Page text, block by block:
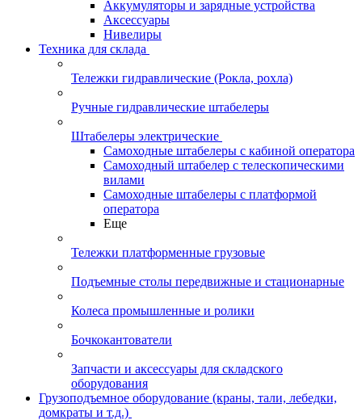
Аккумуляторы и зарядные устройства
Аксессуары
Нивелиры
Техника для склада
Тележки гидравлические (Рокла, рохла)
Ручные гидравлические штабелеры
Штабелеры электрические
Самоходные штабелеры с кабиной оператора
Самоходный штабелер с телескопическими
вилами
Самоходные штабелеры с платформой
оператора
Еще
Тележки платформенные грузовые
Подъемные столы передвижные и стационарные
Колеса промышленные и ролики
Бочкокантователи
Запчасти и аксессуары для складского
оборудования
Грузоподъемное оборудование (краны, тали, лебедки,
домкраты и т.д.)